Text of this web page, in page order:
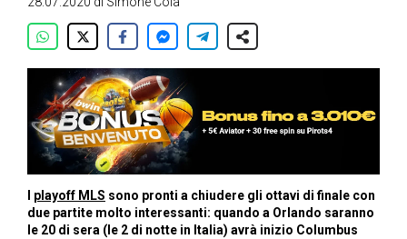
playoff MLS sono pronti a chiudere gli ottavi di finale con
due partite molto interessanti: quando a Orlando saranno
le 20 di sera (le 2 di notte in Italia) avrà inizio Columbus